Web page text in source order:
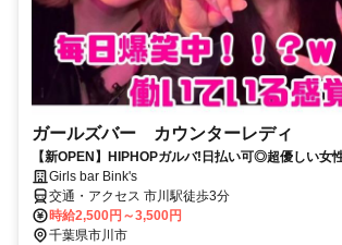
ガールズバー カウンターレディ
【新OPEN】HIPHOPガルバ!日払い可◎超優しい女
Girls bar Bink's
交通・アクセス 市川駅徒歩3分
時給2,500円～3,500円
千葉県市川市